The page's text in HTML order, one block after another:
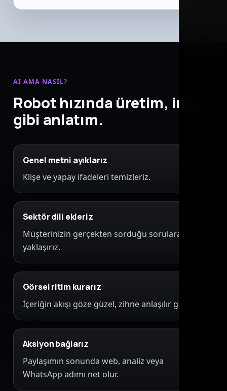
AI AMA NASIL?
Robot hızında üretim, insan
gibi anlatım.
Genel metni ayıklarız
Klişe ve yapay ifadeleri temizleriz.
Sektör dili ekleriz
Müşterinizin gerçekten sorduğu sorulara
yaklaşırız.
Görsel ritim kurarız
İçeriğin akışı göze güzel, zihne anlaşılır gelir.
Aksiyon bağlarız
Paylaşımın sonunda web, analiz veya
WhatsApp adımı net olur.